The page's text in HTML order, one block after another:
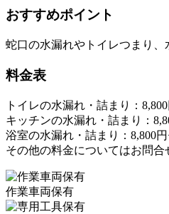
おすすめポイント
蛇口の水漏れやトイレつまり、
料金表
トイレの水漏れ・詰まり：
キッチンの水漏れ・詰まり：
浴室の水漏れ・詰まり：8,800
その他の料金についてはお問合
作業車両保有